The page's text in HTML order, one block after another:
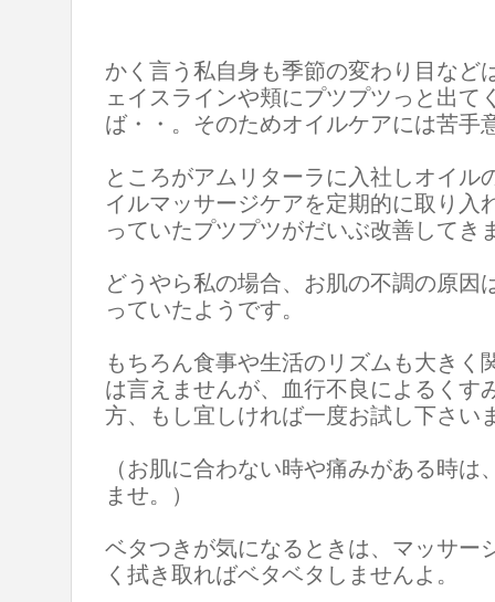
かく言う私自身も季節の変わり目など
ェイスラインや頬にプツプツっと出て
ば・・。そのためオイルケアには苦手
ところがアムリターラに入社しオイル
イルマッサージケアを定期的に取り入
っていたプツプツがだいぶ改善してき
どうやら私の場合、お肌の不調の原因
っていたようです。
もちろん食事や生活のリズムも大きく
は言えませんが、血行不良によるくす
方、もし宜しければ一度お試し下さい
（お肌に合わない時や痛みがある時
ませ。）
ベタつきが気になるときは、マッサー
く拭き取ればベタベタしませんよ。